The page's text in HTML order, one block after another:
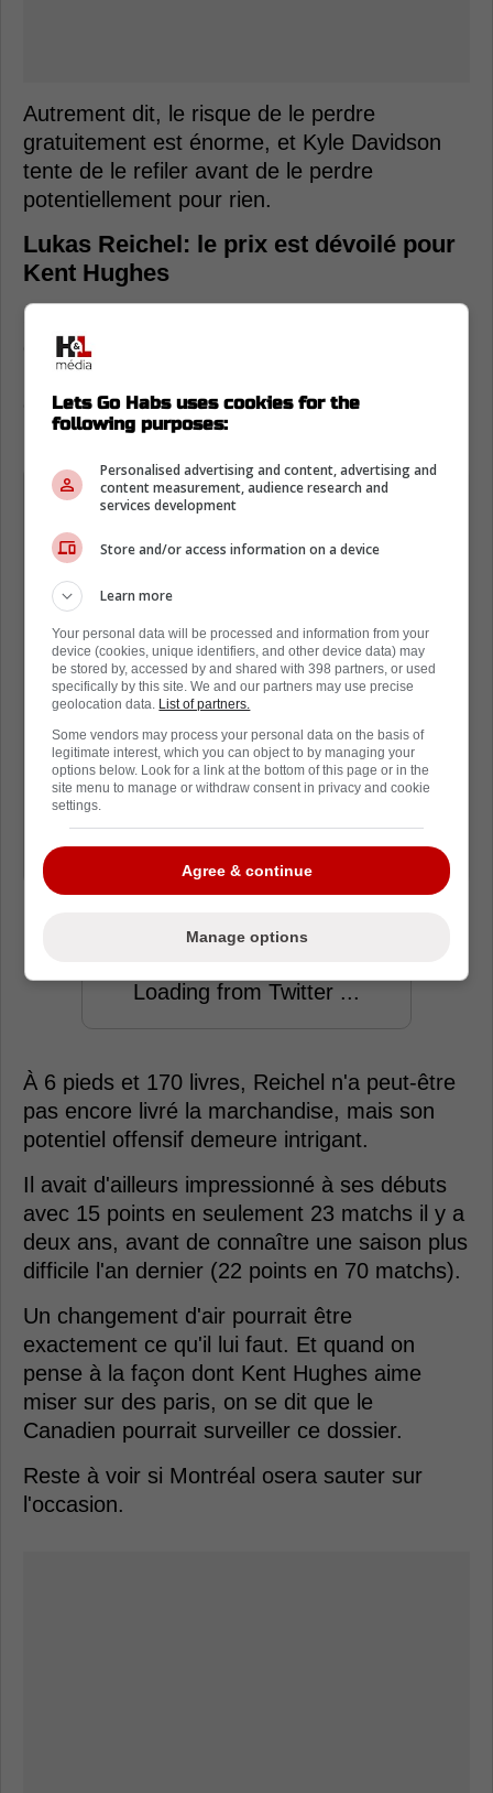
Autrement dit, le risque de le perdre
gratuitement est énorme, et Kyle Davidson
tente de le refiler avant de le perdre
potentiellement pour rien.
Lukas Reichel: le prix est dévoilé pour
Kent Hughes
demandé est loin d'être exorbitant: on
parlerait d'un choix de quatrième ou
cinquième ronde. Pour un joueur de son
potentiel, c'est pratiquement un pari gratuit.
Frank Seravalli, concernant les
rumeurs impliquant Lukas Reichel:
« Ils travaillent sur un échange pour
qu'il atterrisse quelque part
probablement avant la semaine
prochaine, lorsque les listes seront
complètes; ce ne sera pas un gros
retour, nous parlons probablement
d'un choix de milieu ou de fin de
ronde. »
- Bleacher Report
Loading from Twitter ...
À 6 pieds et 170 livres, Reichel n'a peut-être
pas encore livré la marchandise, mais son
potentiel offensif demeure intrigant.
Il avait d'ailleurs impressionné à ses débuts
avec 15 points en seulement 23 matchs il y a
deux ans, avant de connaître une saison plus
difficile l'an dernier (22 points en 70 matchs).
Un changement d'air pourrait être
exactement ce qu'il lui faut. Et quand on
pense à la façon dont Kent Hughes aime
miser sur des paris, on se dit que le
Canadien pourrait surveiller ce dossier.
Reste à voir si Montréal osera sauter sur
l'occasion.
Lets Go Habs uses cookies for the
following purposes:
Personalised advertising and content, advertising and
content measurement, audience research and
services development
Store and/or access information on a device
Learn more
Your personal data will be processed and information from your
device (cookies, unique identifiers, and other device data) may
be stored by, accessed by and shared with 398 partners, or used
specifically by this site. We and our partners may use precise
geolocation data. List of partners.
Some vendors may process your personal data on the basis of
legitimate interest, which you can object to by managing your
options below. Look for a link at the bottom of this page or in the
site menu to manage or withdraw consent in privacy and cookie
settings.
Agree & continue
Manage options